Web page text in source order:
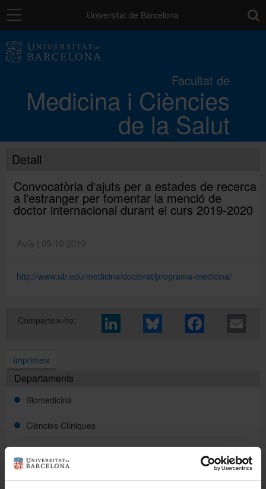
Navegació Universitat de Barcelona
Facultat de
Medicina i Ciències
de la Salut
Els campus
Docència
Mobilitat
Detall
Convocatòria d'ajuts per a estades de recerca
a l'estranger per fomentar la menció de
doctor internacional durant el curs 2019-2020
Avís | 09-10-2019
http://www.ub.edu/medicina/doctorat/programa-medicina/
Comparteix-ho:
Imprimeix
Departaments
Biomedicina
Ciències Clíniques
Ciències Fisiològiques